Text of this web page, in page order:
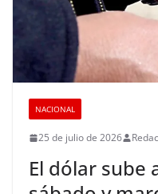
NACIONAL
25 de julio de 2026
El dólar sube